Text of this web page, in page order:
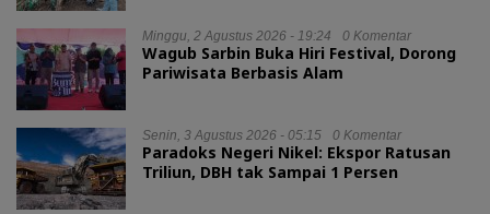
Minggu, 2 Agustus 2026 - 19:24 0 Komentar
Wagub Sarbin Buka Hiri Festival, Dorong
Pariwisata Berbasis Alam
Senin, 3 Agustus 2026 - 05:15 0 Komentar
Paradoks Negeri Nikel: Ekspor Ratusan
Triliun, DBH tak Sampai 1 Persen